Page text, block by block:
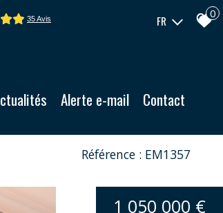
FR 0
Actualités Alerte e-mail Contact
Référence : EM1357
1 050 000 €